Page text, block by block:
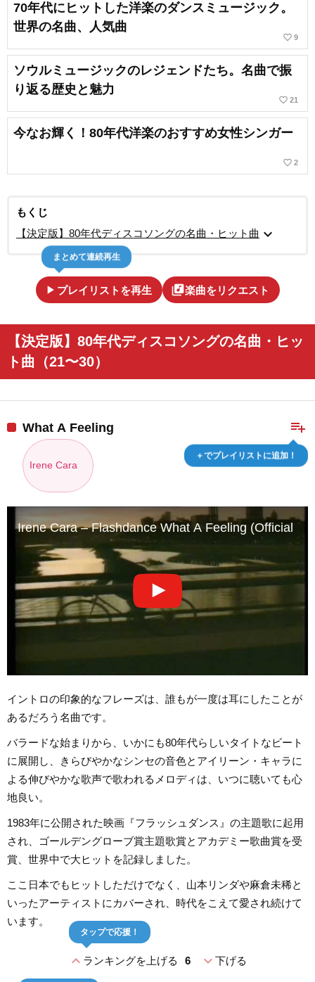
70年代にヒットした洋楽のダンスミュージック。
世界の名曲、人気曲
favorite_border 9
ソウルミュージックのレジェンドたち。名曲で振
り返る歴史と魅力
favorite_border 21
今なお輝く！80年代洋楽のおすすめ女性シンガー
favorite_border 2
もくじ
【決定版】80年代ディスコソングの名曲・ヒット曲 expand_more
play_arrow プレイリストを再生
まとめて連続再生
library_music楽曲をリクエスト
【決定版】80年代ディスコソングの名曲・ヒッ
ト曲（21〜30）
playlist_add
＋でプレイリストに追加！
What A Feeling
Irene Cara
Irene Cara – Flashdance What A Feeling (Official
イントロの印象的なフレーズは、誰もが一度は耳にしたことが
あるだろう名曲です。
バラードな始まりから、いかにも80年代らしいタイトなビート
に展開し、きらびやかなシンセの音色とアイリーン・キャラに
よる伸びやかな歌声で歌われるメロディは、いつに聴いても心
地良い。
1983年に公開された映画『フラッシュダンス』の主題歌に起用
され、ゴールデングローブ賞主題歌賞とアカデミー歌曲賞を受
賞、世界中で大ヒットを記録しました。
ここ日本でもヒットしただけでなく、山本リンダや麻倉未稀と
いったアーティストにカバーされ、時代をこえて愛され続けて
います。
expand_lessランキングを上げる 6
タップで応援！
expand_more下げる